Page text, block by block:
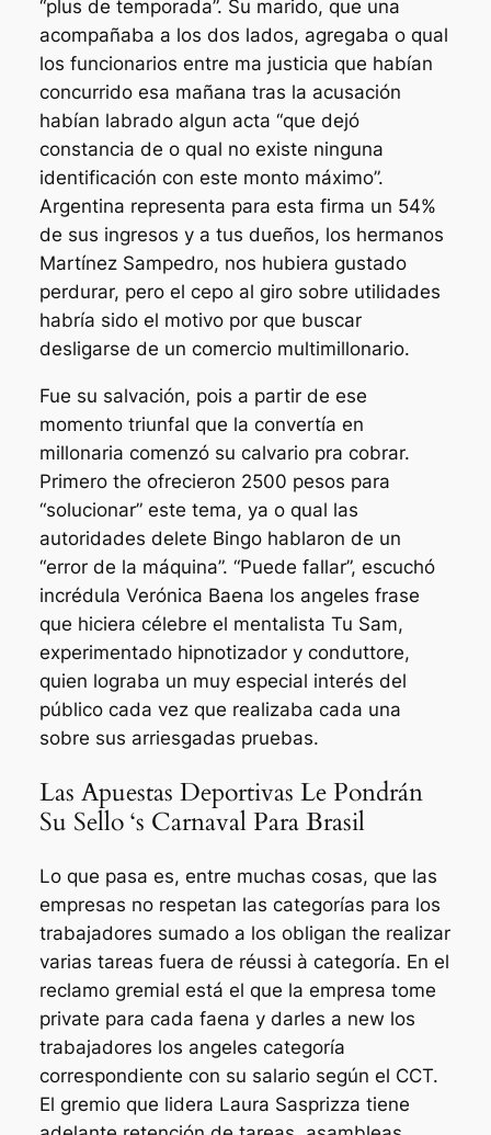
“plus de temporada”. Su marido, que una
acompañaba a los dos lados, agregaba o qual
los funcionarios entre ma justicia que habían
concurrido esa mañana tras la acusación
habían labrado algun acta “que dejó
constancia de o qual no existe ninguna
identificación con este monto máximo”.
Argentina representa para esta firma un 54%
de sus ingresos y a tus dueños, los hermanos
Martínez Sampedro, nos hubiera gustado
perdurar, pero el cepo al giro sobre utilidades
habría sido el motivo por que buscar
desligarse de un comercio multimillonario.
Fue su salvación, pois a partir de ese
momento triunfal que la convertía en
millonaria comenzó su calvario pra cobrar.
Primero the ofrecieron 2500 pesos para
“solucionar” este tema, ya o qual las
autoridades delete Bingo hablaron de un
“error de la máquina”. “Puede fallar”, escuchó
incrédula Verónica Baena los angeles frase
que hiciera célebre el mentalista Tu Sam,
experimentado hipnotizador y conduttore,
quien lograba un muy especial interés del
público cada vez que realizaba cada una
sobre sus arriesgadas pruebas.
Las Apuestas Deportivas Le Pondrán
Su Sello ‘s Carnaval Para Brasil
Lo que pasa es, entre muchas cosas, que las
empresas no respetan las categorías para los
trabajadores sumado a los obligan the realizar
varias tareas fuera de réussi à categoría. En el
reclamo gremial está el que la empresa tome
private para cada faena y darles a new los
trabajadores los angeles categoría
correspondiente con su salario según el CCT.
El gremio que lidera Laura Sasprizza tiene